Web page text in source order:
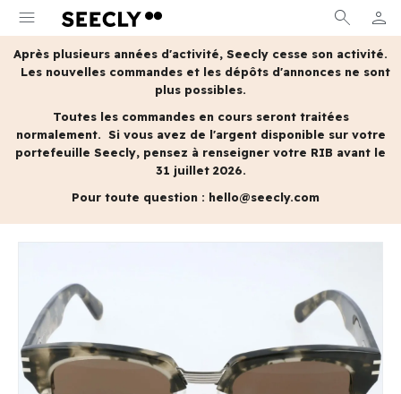
menu search person
MON
Après plusieurs années d'activité, Seecly cesse son activité.
Les nouvelles commandes et les dépôts d'annonces ne sont
plus possibles.
Toutes les commandes en cours seront traitées
normalement. Si vous avez de l'argent disponible sur votre
portefeuille Seecly, pensez à renseigner votre RIB avant le
31 juillet 2026.
Pour toute question : hello@seecly.com